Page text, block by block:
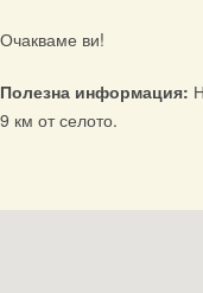
Очакваме ви!
Полезна информация:
9 км от селото.